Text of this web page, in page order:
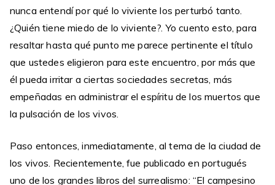
nunca entendí por qué lo viviente los perturbó tanto.
¿Quién tiene miedo de lo viviente?. Yo cuento esto, para
resaltar hasta qué punto me parece pertinente el título
que ustedes eligieron para este encuentro, por más que
él pueda irritar a ciertas sociedades secretas, más
empeñadas en administrar el espíritu de los muertos que
la pulsación de los vivos.
Paso entonces, inmediatamente, al tema de la ciudad de
los vivos. Recientemente, fue publicado en portugués
uno de los grandes libros del surrealismo: “El campesino